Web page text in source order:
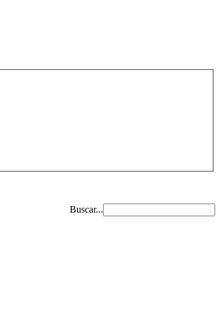
Buscar...